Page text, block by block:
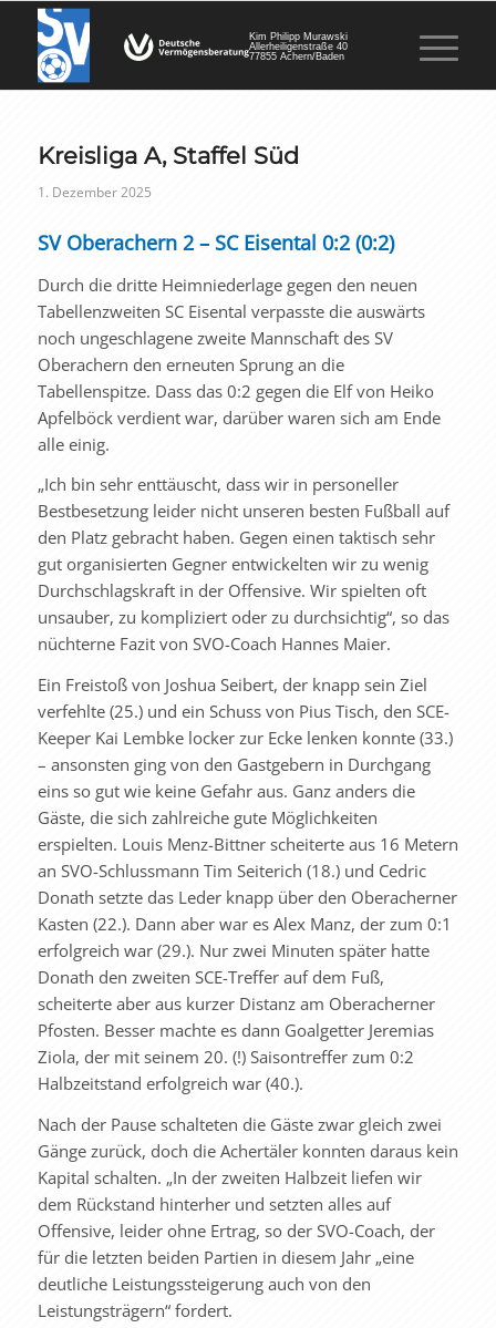
Kim Philipp Murawski
Allerheiligenstraße 40
77855 Achern/Baden
Kreisliga A, Staffel Süd
1. Dezember 2025
SV Oberachern 2 – SC Eisental 0:2 (0:2)
Durch die dritte Heimniederlage gegen den neuen
Tabellenzweiten SC Eisental verpasste die auswärts
noch ungeschlagene zweite Mannschaft des SV
Oberachern den erneuten Sprung an die
Tabellenspitze. Dass das 0:2 gegen die Elf von Heiko
Apfelböck verdient war, darüber waren sich am Ende
alle einig.
„Ich bin sehr enttäuscht, dass wir in personeller
Bestbesetzung leider nicht unseren besten Fußball auf
den Platz gebracht haben. Gegen einen taktisch sehr
gut organisierten Gegner entwickelten wir zu wenig
Durchschlagskraft in der Offensive. Wir spielten oft
unsauber, zu kompliziert oder zu durchsichtig“, so das
nüchterne Fazit von SVO-Coach Hannes Maier.
Ein Freistoß von Joshua Seibert, der knapp sein Ziel
verfehlte (25.) und ein Schuss von Pius Tisch, den SCE-
Keeper Kai Lembke locker zur Ecke lenken konnte (33.)
– ansonsten ging von den Gastgebern in Durchgang
eins so gut wie keine Gefahr aus. Ganz anders die
Gäste, die sich zahlreiche gute Möglichkeiten
erspielten. Louis Menz-Bittner scheiterte aus 16 Metern
an SVO-Schlussmann Tim Seiterich (18.) und Cedric
Donath setzte das Leder knapp über den Oberacherner
Kasten (22.). Dann aber war es Alex Manz, der zum 0:1
erfolgreich war (29.). Nur zwei Minuten später hatte
Donath den zweiten SCE-Treffer auf dem Fuß,
scheiterte aber aus kurzer Distanz am Oberacherner
Pfosten. Besser machte es dann Goalgetter Jeremias
Ziola, der mit seinem 20. (!) Saisontreffer zum 0:2
Halbzeitstand erfolgreich war (40.).
Nach der Pause schalteten die Gäste zwar gleich zwei
Gänge zurück, doch die Achertäler konnten daraus kein
Kapital schalten. „In der zweiten Halbzeit liefen wir
dem Rückstand hinterher und setzten alles auf
Offensive, leider ohne Ertrag, so der SVO-Coach, der
für die letzten beiden Partien in diesem Jahr „eine
deutliche Leistungssteigerung auch von den
Leistungsträgern“ fordert.